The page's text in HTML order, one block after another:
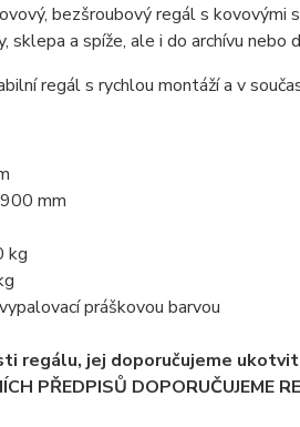
bezšroubový regál s kovovými
sklepa a spíže, ale i do archívu nebo
regál s rychlou montáží a v
mm
kg
práškovou barvou
regálu, jej doporučujeme
PŘEDPISŮ DOPORUČUJEME